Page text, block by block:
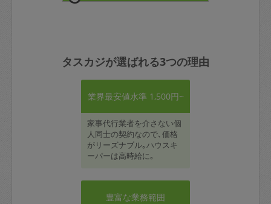
タスカジが選ばれる3つの理由
業界最安値水準 1,500円~
家事代行業者を介さない個
人同士の契約なので､価格
がリーズナブル｡ハウスキ
ーパーは高時給に｡
豊富な業務範囲